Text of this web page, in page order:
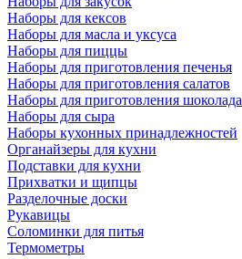
Наборы для кексов
Наборы для масла и уксуса
Наборы для пиццы
Наборы для приготовления печенья
Наборы для приготовления салатов
Наборы для приготовления шоколада
Наборы для сыра
Наборы кухонных принадлежностей
Органайзеры для кухни
Подставки для кухни
Прихватки и щипцы
Разделочные доски
Рукавицы
Соломинки для питья
Термометры